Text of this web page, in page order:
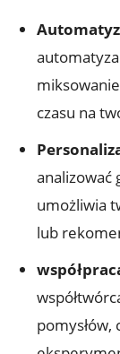
czasu na
analizować
umożliwia
lub
pomysłów,